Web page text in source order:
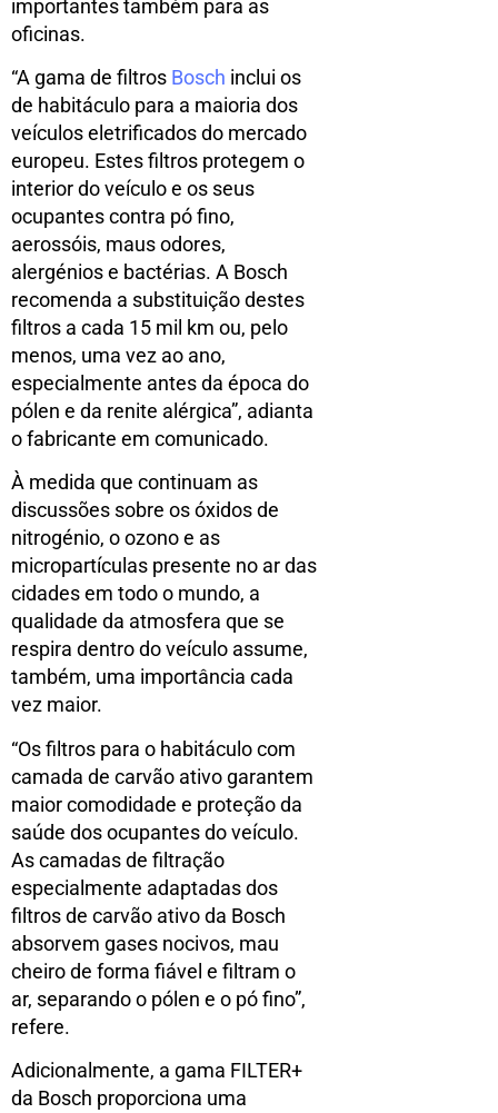
importantes também para as
oficinas.
“A gama de filtros Bosch inclui os
de habitáculo para a maioria dos
veículos eletrificados do mercado
europeu. Estes filtros protegem o
interior do veículo e os seus
ocupantes contra pó fino,
aerossóis, maus odores,
alergénios e bactérias. A Bosch
recomenda a substituição destes
filtros a cada 15 mil km ou, pelo
menos, uma vez ao ano,
especialmente antes da época do
pólen e da renite alérgica”, adianta
o fabricante em comunicado.
À medida que continuam as
discussões sobre os óxidos de
nitrogénio, o ozono e as
micropartículas presente no ar das
cidades em todo o mundo, a
qualidade da atmosfera que se
respira dentro do veículo assume,
também, uma importância cada
vez maior.
“Os filtros para o habitáculo com
camada de carvão ativo garantem
maior comodidade e proteção da
saúde dos ocupantes do veículo.
As camadas de filtração
especialmente adaptadas dos
filtros de carvão ativo da Bosch
absorvem gases nocivos, mau
cheiro de forma fiável e filtram o
ar, separando o pólen e o pó fino”,
refere.
Adicionalmente, a gama FILTER+
da Bosch proporciona uma